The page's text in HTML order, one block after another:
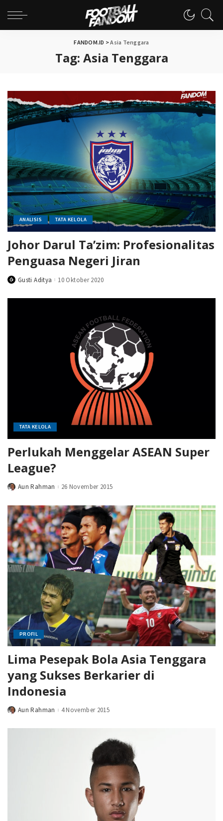
FANDOM.ID >Asia Tenggara
Tag: Asia Tenggara
ANALISIS TATA KELOLA
Johor Darul Ta’zim: Profesionalitas
Penguasa Negeri Jiran
PostedGusti Aditya 10 Oktober 2020
TATA KELOLA
Perlukah Menggelar ASEAN Super
League?
PostedAun Rahman 26 November 2015
PROFIL
Lima Pesepak Bola Asia Tenggara
yang Sukses Berkarier di
Indonesia
PostedAun Rahman 4 November 2015